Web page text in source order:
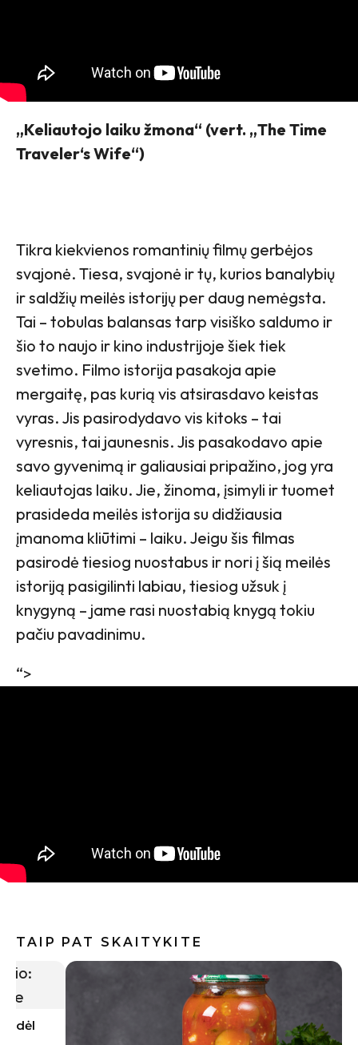
„Keliautojo laiku žmona“ (vert. „The Time
Traveler‘s Wife“)
Tikra kiekvienos romantinių filmų gerbėjos
svajonė. Tiesa, svajonė ir tų, kurios banalybių
ir saldžių meilės istorijų per daug nemėgsta.
Tai – tobulas balansas tarp visiško saldumo ir
šio to naujo ir kino industrijoje šiek tiek
svetimo. Filmo istorija pasakoja apie
mergaitę, pas kurią vis atsirasdavo keistas
vyras. Jis pasirodydavo vis kitoks – tai
vyresnis, tai jaunesnis. Jis pasakodavo apie
savo gyvenimą ir galiausiai pripažino, jog yra
keliautojas laiku. Jie, žinoma, įsimyli ir tuomet
prasideda meilės istorija su didžiausia
įmanoma kliūtimi – laiku. Jeigu šis filmas
pasirodė tiesiog nuostabus ir nori į šią meilės
istoriją pasigilinti labiau, tiesiog užsuk į
knygyną – jame rasi nuostabią knygą tokiu
pačiu pavadinimu.
“>
TAIP PAT SKAITYKITE